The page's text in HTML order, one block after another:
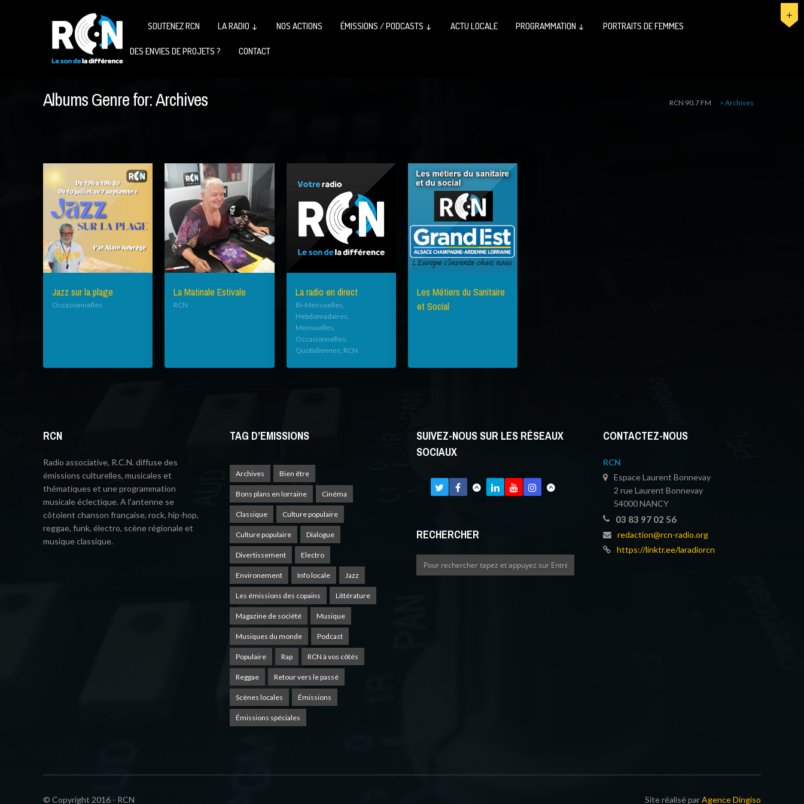
SOUTENEZ RCN LA RADIO ↓ NOS ACTIONS ÉMISSIONS / PODCASTS ↓ ACTU LOCALE PROGRAMMATION ↓ PORTRAITS DE FEMMES
DES ENVIES DE PROJETS ? CONTACT
Albums Genre for:Archives RCN 90.7 FM > Archives
Jazz sur la plage
Occasionnelles
La Matinale Estivale
RCN
La radio en direct
Bi-Mensuelles,
Hebdomadaires,
Mensuelles,
Occasionnelles,
Quotidiennes, RCN
Les Métiers du Sanitaire
et Social
RCN
Radio associative, R.C.N. diffuse des
émissions culturelles, musicales et
thématiques et une programmation
musicale éclectique. A l’antenne se
côtoient chanson française, rock, hip-hop,
reggae, funk, électro, scène régionale et
musique classique.
TAG D’EMISSIONS
Archives Bien être
Bons plans en lorraine Cinéma
Classique Culture populaire
Culture populaire Dialogue
Divertissement Electro
Environement Info locale Jazz
Les émissions des copains Littérature
Magazine de société Musique
Musiques du monde Podcast
Populaire Rap RCN à vos côtés
Reggae Retour vers le passé
Scènes locales Émissions
Émissions spéciales
SUIVEZ-NOUS SUR LES RÉSEAUX
SOCIAUX
RECHERCHER
CONTACTEZ-NOUS
RCN
Espace Laurent Bonnevay
2 rue Laurent Bonnevay
54000 NANCY
03 83 97 02 56
redaction@rcn-radio.org
https://linktr.ee/laradiorcn
© Copyright 2016 - RCN Site réalisé parAgence Dingiso